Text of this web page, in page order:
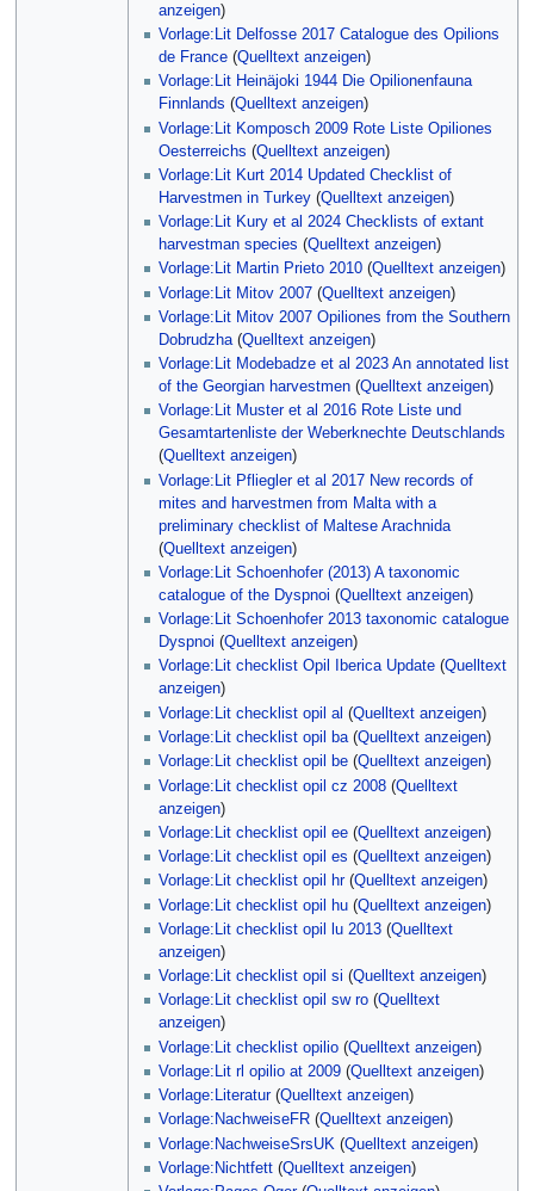
anzeigen)
Vorlage:Lit Delfosse 2017 Catalogue des Opilions
de France (Quelltext anzeigen)
Vorlage:Lit Heinäjoki 1944 Die Opilionenfauna
Finnlands (Quelltext anzeigen)
Vorlage:Lit Komposch 2009 Rote Liste Opiliones
Oesterreichs (Quelltext anzeigen)
Vorlage:Lit Kurt 2014 Updated Checklist of
Harvestmen in Turkey (Quelltext anzeigen)
Vorlage:Lit Kury et al 2024 Checklists of extant
harvestman species (Quelltext anzeigen)
Vorlage:Lit Martin Prieto 2010 (Quelltext anzeigen)
Vorlage:Lit Mitov 2007 (Quelltext anzeigen)
Vorlage:Lit Mitov 2007 Opiliones from the Southern
Dobrudzha(Quelltext anzeigen)
Vorlage:Lit Modebadze et al 2023 An annotated list
of the Georgian harvestmen (Quelltext anzeigen)
Vorlage:Lit Muster et al 2016 Rote Liste und
Gesamtartenliste der Weberknechte Deutschlands
(Quelltext anzeigen)
Vorlage:Lit Pfliegler et al 2017 New records of
mites and harvestmen from Malta with a
preliminary checklist of Maltese Arachnida
(Quelltext anzeigen)
Vorlage:Lit Schoenhofer (2013) A taxonomic
catalogue of the Dyspnoi (Quelltext anzeigen)
Vorlage:Lit Schoenhofer 2013 taxonomic catalogue
Dyspnoi (Quelltext anzeigen)
Vorlage:Lit checklist Opil Iberica Update (Quelltext
anzeigen)
Vorlage:Lit checklist opil al (Quelltext anzeigen)
Vorlage:Lit checklist opil ba(Quelltext anzeigen)
Vorlage:Lit checklist opil be (Quelltext anzeigen)
Vorlage:Lit checklist opil cz 2008 (Quelltext
anzeigen)
Vorlage:Lit checklist opil ee (Quelltext anzeigen)
Vorlage:Lit checklist opil es (Quelltext anzeigen)
Vorlage:Lit checklist opil hr(Quelltext anzeigen)
Vorlage:Lit checklist opil hu (Quelltext anzeigen)
Vorlage:Lit checklist opil lu 2013 (Quelltext
anzeigen)
Vorlage:Lit checklist opil si (Quelltext anzeigen)
Vorlage:Lit checklist opil sw ro (Quelltext
anzeigen)
Vorlage:Lit checklist opilio (Quelltext anzeigen)
Vorlage:Lit rl opilio at 2009 (Quelltext anzeigen)
Vorlage:Literatur(Quelltext anzeigen)
Vorlage:NachweiseFR (Quelltext anzeigen)
Vorlage:NachweiseSrsUK (Quelltext anzeigen)
Vorlage:Nichtfett (Quelltext anzeigen)